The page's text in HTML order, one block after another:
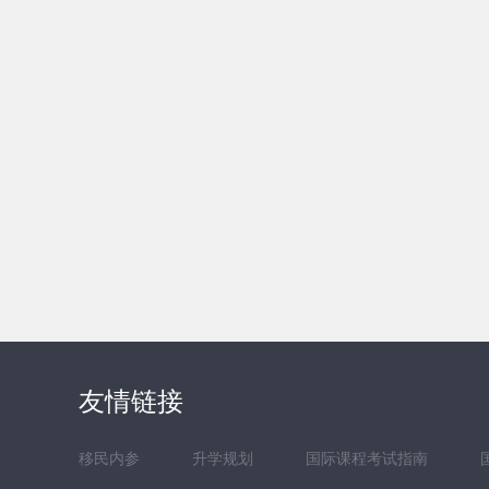
友情链接
移民内参 升学规划 国际课程考试指南